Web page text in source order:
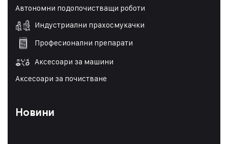
Автономни подопочистващи роботи
Индустриални прахосмукачки
Професионални препарати
Аксесоари за машини
Аксесоари за почистване
Новини